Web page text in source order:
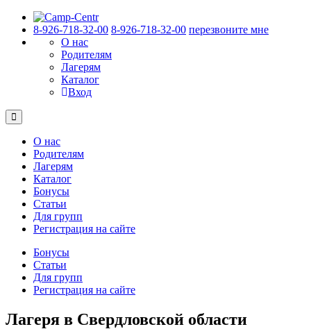
8-926-718-32-00 8-926-718-32-00 перезвоните мне
О нас
Родителям
Лагерям
Каталог
Вход
О нас
Родителям
Лагерям
Каталог
Бонусы
Статьи
Для групп
Регистрация на сайте
Бонусы
Статьи
Для групп
Регистрация на сайте
Лагеря в Свердловской области